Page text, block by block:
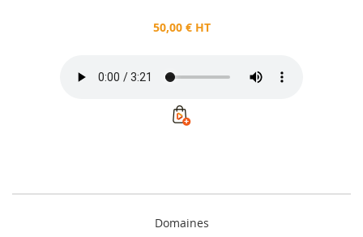
50,00 € HT
Domaines